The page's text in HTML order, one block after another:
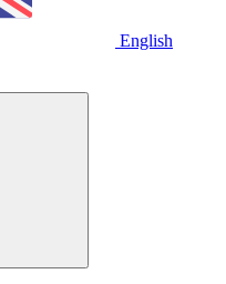
English